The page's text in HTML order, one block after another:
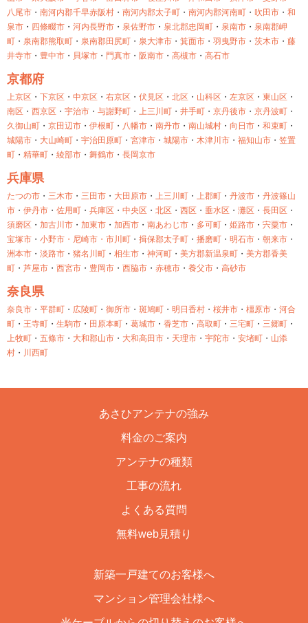
八尾市 ・ 南河内郡千早赤阪村 ・ 南河内郡太子町 ・ 南河内郡河南町 ・ 吹田市 ・ 和
泉市 ・ 四條畷市 ・ 河内長野市 ・ 泉佐野市 ・ 泉北郡忠岡町 ・ 泉南市 ・ 泉南郡岬
町 ・ 泉南郡熊取町 ・ 泉南郡田尻町 ・ 泉大津市 ・ 箕面市 ・ 羽曳野市 ・ 茨木市 ・ 藤
井寺市 ・ 豊中市 ・ 貝塚市 ・ 門真市 ・ 阪南市 ・ 高槻市 ・ 高石市
京都府
上京区 ・ 下京区 ・ 中京区 ・ 右京区 ・ 伏見区 ・ 北区 ・ 山科区 ・ 左京区 ・ 東山区 ・
南区 ・ 西京区 ・ 宇治市 ・ 与謝野町 ・ 上三川町 ・ 井手町 ・ 京丹後市 ・ 京丹波町 ・
久御山町 ・ 京田辺市 ・ 伊根町 ・ 八幡市 ・ 南丹市 ・ 南山城村 ・ 向日市 ・ 和束町 ・
城陽市 ・ 大山崎町 ・ 宇治田原町 ・ 宮津市 ・ 城陽市 ・ 木津川市 ・ 福知山市 ・ 笠置
町 ・ 精華町 ・ 綾部市 ・ 舞鶴市 ・ 長岡京市
兵庫県
たつの市 ・ 三木市 ・ 三田市 ・ 大田原市 ・ 上三川町 ・ 上郡町 ・ 丹波市 ・ 丹波篠山
市 ・ 伊丹市 ・ 佐用町 ・ 兵庫区 ・ 中央区 ・ 北区 ・ 西区 ・ 垂水区 ・ 灘区 ・ 長田区 ・
須磨区 ・ 加古川市 ・ 加東市 ・ 加西市 ・ 南あわじ市 ・ 多可町 ・ 姫路市 ・ 宍粟市 ・
宝塚市 ・ 小野市・ 尼崎市・ 市川町 ・ 揖保郡太子町 ・ 播磨町 ・ 明石市 ・ 朝来市 ・
洲本市 ・ 淡路市 ・ 猪名川町 ・ 相生市 ・ 神河町 ・ 美方郡新温泉町 ・ 美方郡香美
町 ・ 芦屋市 ・ 西宮市 ・ 豊岡市 ・ 西脇市 ・ 赤穂市 ・ 養父市 ・ 高砂市
奈良県
奈良市 ・ 平群町 ・ 広陵町 ・ 御所市 ・ 斑鳩町 ・ 明日香村 ・ 桜井市 ・ 橿原市 ・ 河合
町 ・ 王寺町 ・ 生駒市 ・ 田原本町 ・ 葛城市 ・ 香芝市 ・ 高取町 ・ 三宅町 ・ 三郷町 ・
上牧町 ・ 五條市 ・ 大和郡山市 ・ 大和高田市 ・ 天理市 ・ 宇陀市 ・ 安堵町 ・ 山添
村 ・ 川西町
あさひアンテナの強み
料金のご案内
アンテナの種類
工事の流れ
よくある質問
無料web見積り
新築一戸建てのお客様へ
マンション管理会社様へ